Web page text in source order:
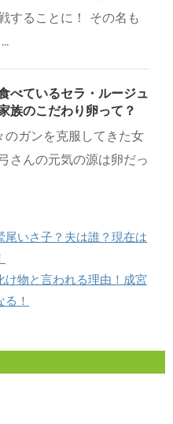
することに！ その名も
べているセラ・ルージュ
族のこだわり卵って？
のガンを克服してきた女
さんの元気の源は卵だっ
尾いさ子？夫は誰？現在は
け物と言われる理由！成宮
！